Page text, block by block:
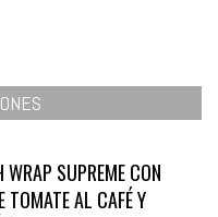
WRAP SUPREME CON
TOMATE AL CAFÉ Y